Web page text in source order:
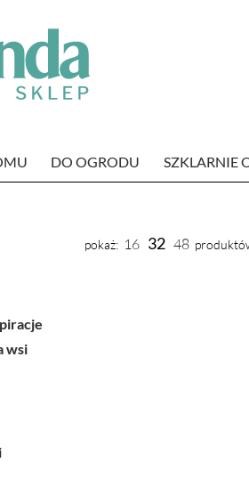
DO OGRODU SZKLARNIE
wsi
pokaż: 16 32 48